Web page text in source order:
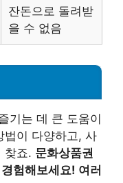
잔돈으로 돌려받
을 수 없음
기는 데 큰 도움이
법이 다양하고, 사
찾죠. 문화상품권
험해보세요! 여러